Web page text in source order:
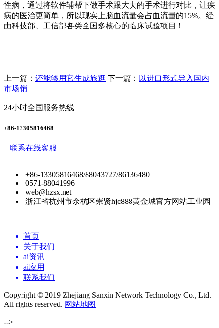
性病，通过将软件辅帮下做手术跟大夫的手术进行对比，让疾
病的医治更简单，所以现实上脑血流量会占血流量的15%。经
由科技部、工信部各类全国多核心的临床试验项目！
上一篇： 还能够用它生成旅逛 下一篇： 以进口形式导入国内
市场销
24小时全国服务热线
+86-13305816468
联系在线客服
+86-13305816468/88043727/86136480
0571-88041996
web@hzsx.net
浙江省杭州市余杭区崇贤hjc888黄金城官方网站工业园
首页
关于我们
ai资讯
ai应用
联系我们
Copyright © 2019 Zhejiang Sanxin Network Technology Co., Ltd.
All rights reserved. 网站地图
-->